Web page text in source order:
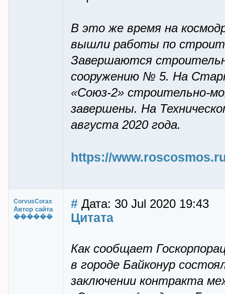
В это же время на
вышли работы по
Завершаются
сооружению № 5. На
«Союз-2» строительно-
завершены. На
августа 2020 года.
https://
CorvusCorax
Автор сайта
������
# Дата: 30 Jul 2020 19:43
Цитата
Как сообщает
в городе Байконур
заключении контракта